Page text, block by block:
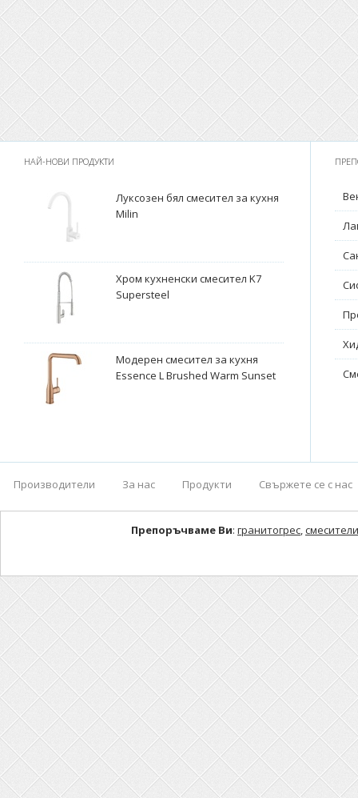
НАЙ-НОВИ ПРОДУКТИ
Луксозен бял смесител за кухня
Milin
Хром кухненски смесител K7
Supersteel
Модерен смесител за кухня
Essence L Brushed Warm Sunset
Производители За нас Продукти Свържете се с нас
Препоръчваме Ви: гранитогрес,